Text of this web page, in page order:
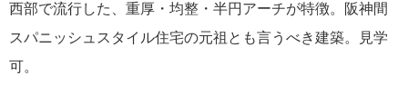
西部で流行した、重厚・均整・半円アーチが特徴。阪神間
スパニッシュスタイル住宅の元祖とも言うべき建築。見学
可。